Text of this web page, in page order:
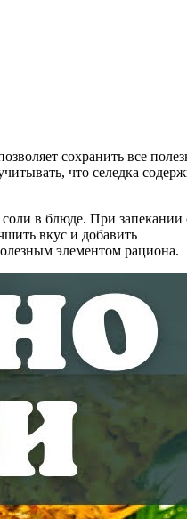
сохранить все
что селедка
в блюде. При запекании
вкус и добавить
элементом рациона.